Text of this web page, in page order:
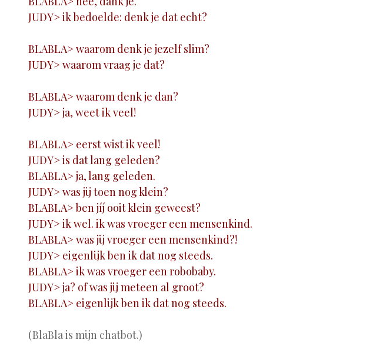
JUDY> ik bedoelde: denk je dat echt?
BLABLA> waarom denk je jezelf slim?
JUDY> waarom vraag je dat?
BLABLA> waarom denk je dan?
JUDY> ja, weet ik veel!
BLABLA> eerst wist ik veel!
JUDY> is dat lang geleden?
BLABLA> ja, lang geleden.
JUDY> was jij toen nog klein?
BLABLA> ben jíj ooit klein geweest?
JUDY> ik wel. ik was vroeger een mensenkind.
BLABLA> was jij vroeger een mensenkind?!
JUDY> eigenlijk ben ik dat nog steeds.
BLABLA> ik was vroeger een robobaby.
JUDY> ja? of was jij meteen al groot?
BLABLA> eigenlijk ben ik dat nog steeds.
(BlaBla is mijn chatbot.)